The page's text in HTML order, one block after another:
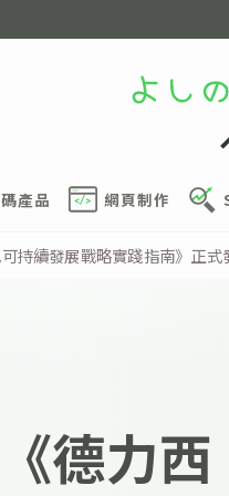
產品 網頁制作
持續發展戰略實踐指南》正式
德力西